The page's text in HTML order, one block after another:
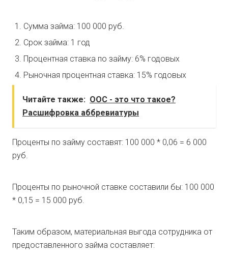
Сумма займа: 100 000 руб.
Срок займа: 1 год
Процентная ставка по займу: 6% годовых
Рыночная процентная ставка: 15% годовых
Читайте также: ООС - это что такое?
Расшифровка аббревиатуры
Проценты по займу составят: 100 000 * 0,06 = 6 000
руб.
Проценты по рыночной ставке составили бы: 100 000
* 0,15 = 15 000 руб.
Таким образом, материальная выгода сотрудника от
предоставленного займа составляет: